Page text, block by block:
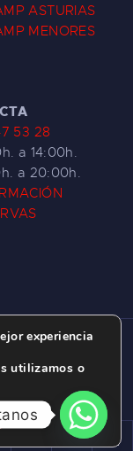
ASTURIAS
MENORES
53 28
a 14:00h.
a 20:00h.
©
1, SALINAS
experiencia
utilizamos o